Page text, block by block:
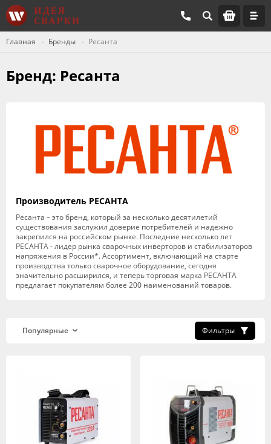
Главная Бренды Ресанта
Бренд: Ресанта
Производитель РЕСАНТА
Ресанта – это бренд, который за несколько десятилетий
существования заслужил доверие потребителей и надежно
закрепился на российском рынке. Последние несколько лет
РЕСАНТА - лидер рынка сварочных инверторов и стабилизаторов
напряжения в России*. Ассортимент, включающий на старте
производства только сварочное оборудование, сегодня
значительно расширился, и теперь торговая марка РЕСАНТА
предлагает покупателям более 200 наименований товаров.
Фильтры